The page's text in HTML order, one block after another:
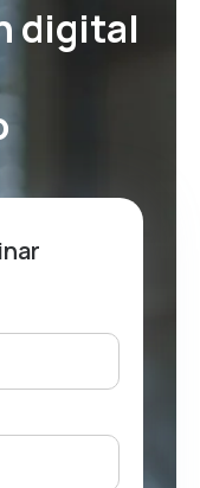
digital